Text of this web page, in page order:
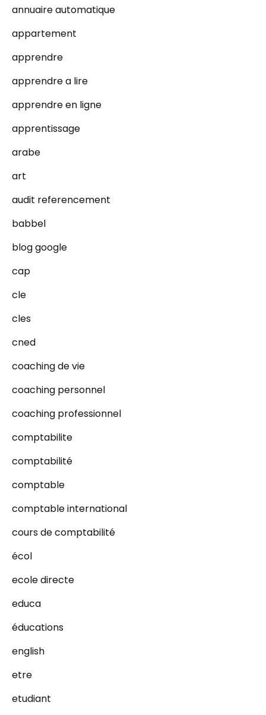
annuaire automatique
appartement
apprendre
apprendre a lire
apprendre en ligne
apprentissage
arabe
art
audit referencement
babbel
blog google
cap
cle
cles
cned
coaching de vie
coaching personnel
coaching professionnel
comptabilite
comptabilité
comptable
comptable international
cours de comptabilité
écol
ecole directe
educa
éducations
english
etre
etudiant